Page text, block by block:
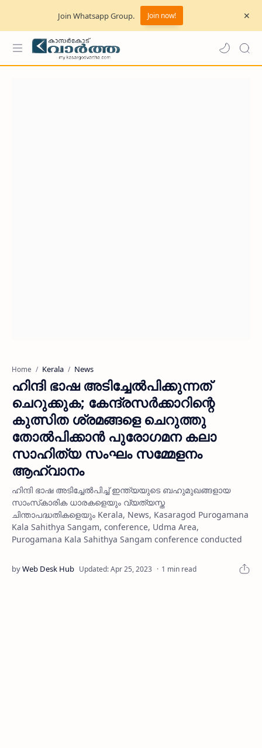
Join Whatsapp Group. Join now!
Home Kerala News
ഹിന്ദി ഭാഷ അടിച്ചേല്‍പിക്കുന്നത്
ചെറുക്കുക; കേന്ദ്രസര്‍ക്കാറിന്റെ
കുത്സിത ശ്രമങ്ങളെ ചെറുത്തു
തോല്‍പിക്കാന്‍ പുരോഗമന കലാ
സാഹിത്യ സംഘം സമ്മേളനം
ആഹ്വാനം
ഹിന്ദി ഭാഷ അടിച്ചേല്‍പിച്ച് ഇന്ത്യയുടെ ബഹുമുഖങ്ങളായ
സാംസ്‌കാരിക ധാരകളെയും വ്യത്യസ്ത
ചിന്താപദ്ധതികളെയും Kerala, News, Kasaragod Purogamana
Kala Sahithya Sangam, conference, Udma Area,
Purogamana Kala Sahithya Sangam conference conducted
1 min read